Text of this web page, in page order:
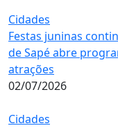
Cidades
Festas juninas
de Sapé abre
atrações
02/07/2026
Cidades